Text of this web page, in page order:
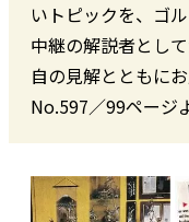
いトピックを、ゴ
中継の解説者とし
自の見解とともに
No.597／99ページ